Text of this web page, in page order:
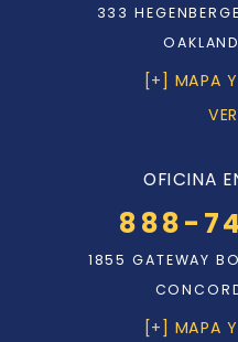
333
[+] MAPA Y
OFICINA
888-
1855 GATEWAY
[+] MAPA Y